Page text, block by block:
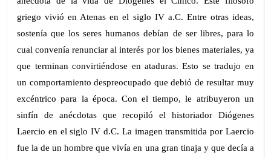
griego vivió en Atenas en el siglo IV a.C. Entre otras ideas,
sostenía que los seres humanos debían de ser libres, para lo
cual convenía renunciar al interés por los bienes materiales, ya
que terminan convirtiéndose en ataduras. Esto se tradujo en
un comportamiento despreocupado que debió de resultar muy
excéntrico para la época. Con el tiempo, le atribuyeron un
sinfín de anécdotas que recopiló el historiador Diógenes
Laercio en el siglo IV d.C. La imagen transmitida por Laercio
fue la de un hombre que vivía en una gran tinaja y que decía a